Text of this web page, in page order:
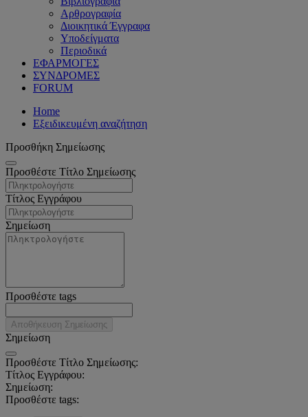
Αρθρογραφία
Διοικητικά Έγγραφα
Υποδείγματα
Περιοδικά
ΕΦΑΡΜΟΓΕΣ
ΣΥΝΔΡΟΜΕΣ
FORUM
Home
Εξειδικευμένη αναζήτηση
Προσθήκη Σημείωσης
Προσθέστε Τίτλο Σημείωσης
Τίτλος Εγγράφου
Σημείωση
Προσθέστε tags
Αποθήκευση Σημείωσης
Σημείωση
Προσθέστε Τίτλο Σημείωσης:
Τίτλος Εγγράφου:
Σημείωση:
Προσθέστε tags: